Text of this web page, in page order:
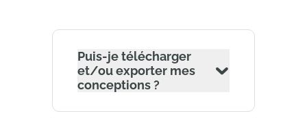
Puis-je télécharger
et/ou exporter mes
conceptions ?